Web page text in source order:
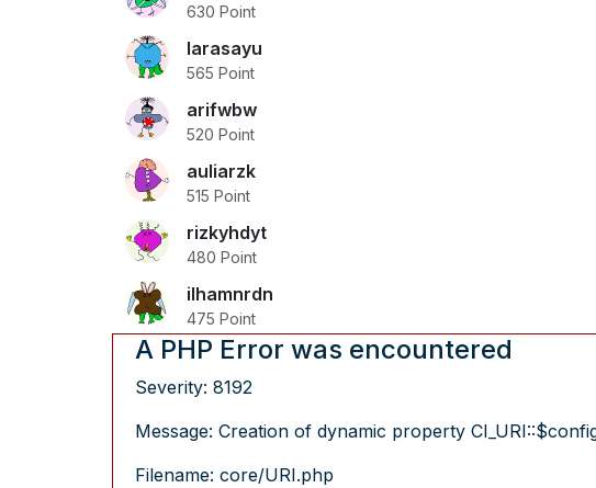
630 Point
larasayu
565 Point
arifwbw
520 Point
auliarzk
515 Point
rizkyhdyt
480 Point
ilhamnrdn
475 Point
A PHP Error was encountered
Severity: 8192
Message: Creation of dynamic property
Filename: core/URI.php